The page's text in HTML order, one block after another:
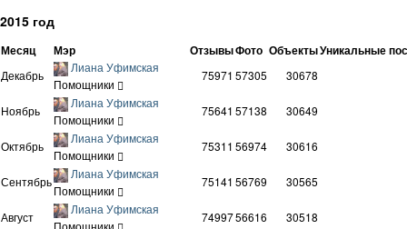
2015 год
Месяц Мэр ОтзывыФото ОбъектыУникальные
Декабрь
Лиана Уфимская
Помощники
75971 57305 30678
Ноябрь
Лиана Уфимская
Помощники
75641 57138 30649
Октябрь
Лиана Уфимская
Помощники
75311 56974 30616
Сентябрь
Лиана Уфимская
Помощники
75141 56769 30565
Август
Лиана Уфимская
Помощники
7499756616 30518